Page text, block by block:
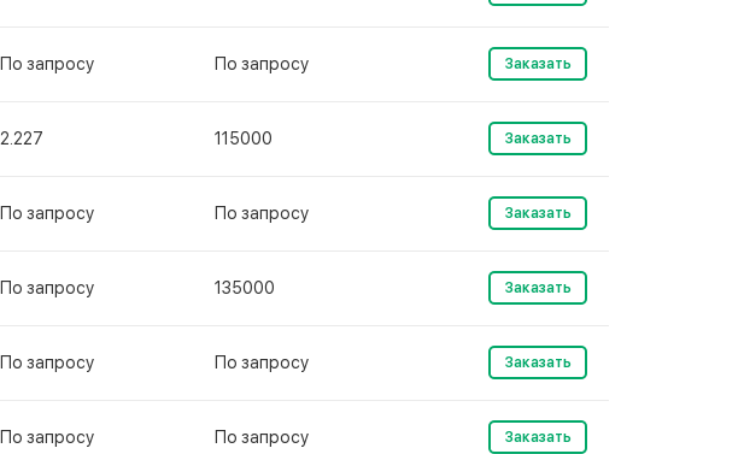
По запросу По запросу Заказать
2.227 115000 Заказать
По запросу По запросу Заказать
По запросу 135000 Заказать
По запросу По запросу Заказать
По запросу По запросу Заказать